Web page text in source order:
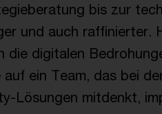
bis zur
und auch raffinierter.
die digitalen
auf ein Team, das bei
Lösungen mitdenkt,